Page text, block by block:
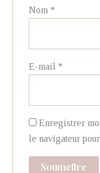
Nom *
E-mail *
Enregistrer
le navigateur